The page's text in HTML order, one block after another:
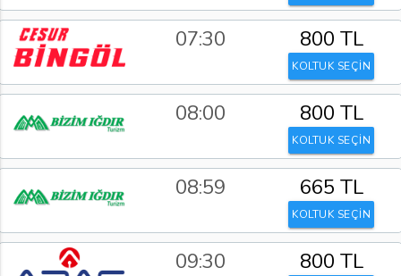
07:30 800 TL
KOLTUK SEÇİN
08:00 800 TL
KOLTUK SEÇİN
08:59 665 TL
KOLTUK SEÇİN
09:30 800 TL